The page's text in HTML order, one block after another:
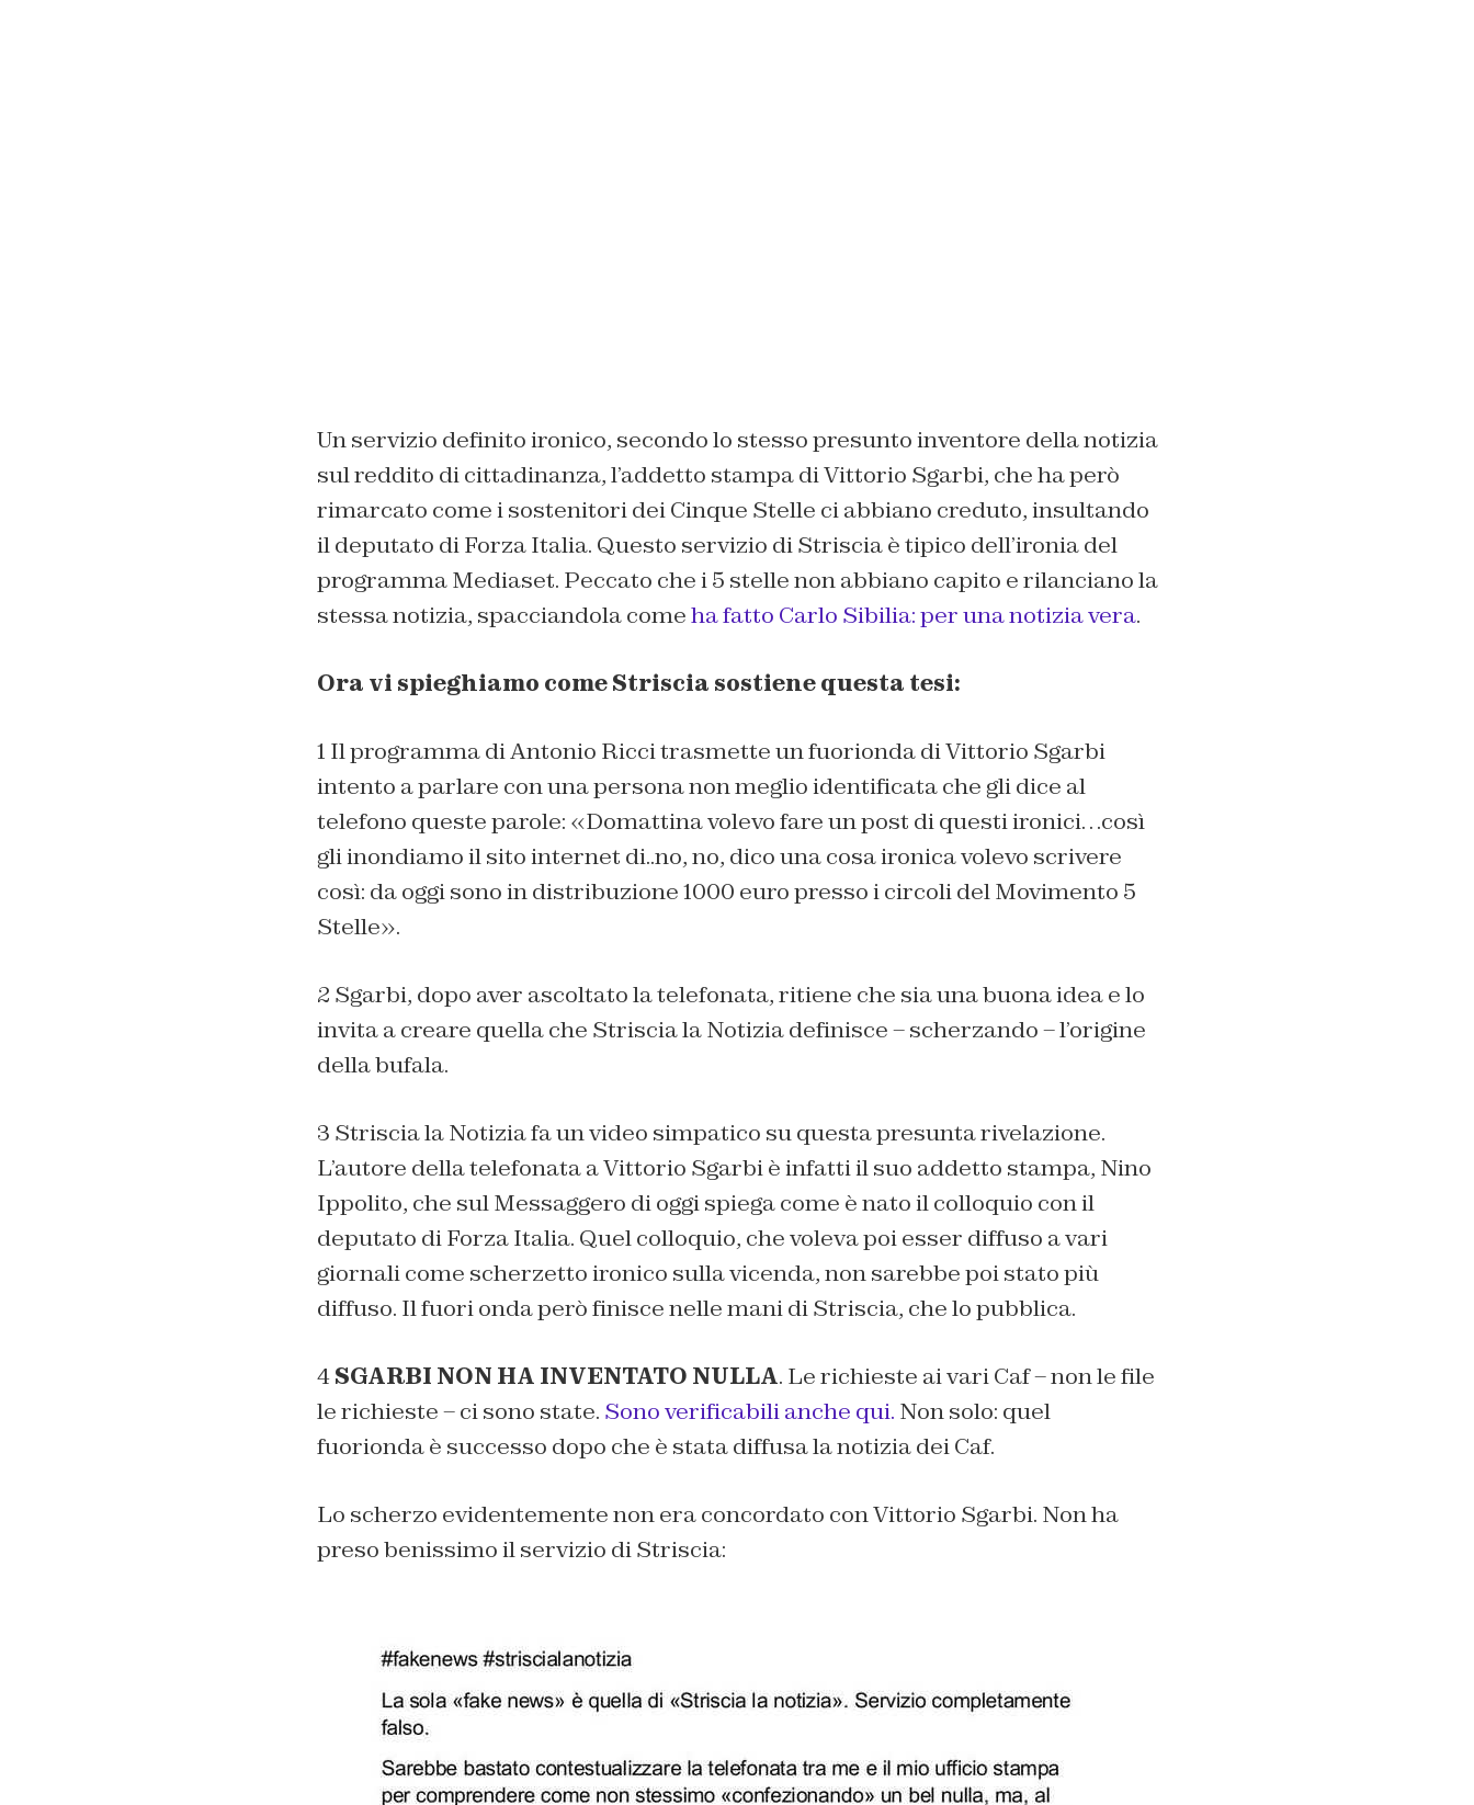
Un servizio definito ironico, secondo lo stesso presunto inventore della notizia
sul reddito di cittadinanza, l’addetto stampa di Vittorio Sgarbi, che ha però
rimarcato come i sostenitori dei Cinque Stelle ci abbiano creduto, insultando
il deputato di Forza Italia. Questo servizio di Striscia è tipico dell’ironia del
programma Mediaset. Peccato che i 5 stelle non abbiano capito e rilanciano la
stessa notizia, spacciandola comeha fatto Carlo Sibilia: per una notizia vera.
Ora vi spieghiamo come Striscia sostiene questa tesi:
1 Il programma di Antonio Ricci trasmette un fuorionda di Vittorio Sgarbi
intento a parlare con una persona non meglio identificata che gli dice al
telefono queste parole: «Domattina volevo fare un post di questi ironici…così
gli inondiamo il sito internet di..no, no, dico una cosa ironica volevo scrivere
così: da oggi sono in distribuzione 1000 euro presso i circoli del Movimento 5
Stelle».
2 Sgarbi, dopo aver ascoltato la telefonata, ritiene che sia una buona idea e lo
invita a creare quella che Striscia la Notizia definisce – scherzando – l’origine
della bufala.
3 Striscia la Notizia fa un video simpatico su questa presunta rivelazione.
L’autore della telefonata a Vittorio Sgarbi è infatti il suo addetto stampa, Nino
Ippolito, che sul Messaggero di oggi spiega come è nato il colloquio con il
deputato di Forza Italia. Quel colloquio, che voleva poi esser diffuso a vari
giornali come scherzetto ironico sulla vicenda, non sarebbe poi stato più
diffuso. Il fuori onda però finisce nelle mani di Striscia, che lo pubblica.
4SGARBI NON HA INVENTATO NULLA. Le richieste ai vari Caf – non le file
le richieste – ci sono state. Sono verificabili anche qui. Non solo: quel
fuorionda è successo dopo che è stata diffusa la notizia dei Caf.
Lo scherzo evidentemente non era concordato con Vittorio Sgarbi. Non ha
preso benissimo il servizio di Striscia: